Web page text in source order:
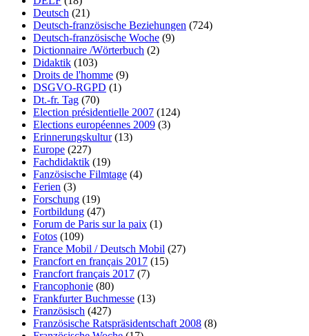
Deutsch (21)
Deutsch-französische Beziehungen (724)
Deutsch-französische Woche (9)
Dictionnaire /Wörterbuch (2)
Didaktik (103)
Droits de l'homme (9)
DSGVO-RGPD (1)
Dt.-fr. Tag (70)
Election présidentielle 2007 (124)
Elections européennes 2009 (3)
Erinnerungskultur(13)
Europe (227)
Fachdidaktik (19)
Fanzösische Filmtage (4)
Ferien (3)
Forschung (19)
Fortbildung (47)
Forum de Paris sur la paix (1)
Fotos (109)
France Mobil / Deutsch Mobil (27)
Francfort en français 2017 (15)
Francfort français 2017 (7)
Francophonie (80)
Frankfurter Buchmesse (13)
Französisch (427)
Französische Ratspräsidentschaft 2008 (8)